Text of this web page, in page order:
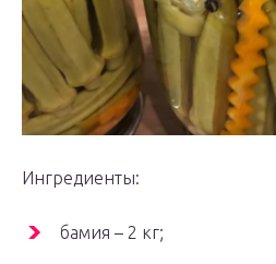
Ингредиенты:
бамия – 2 кг;